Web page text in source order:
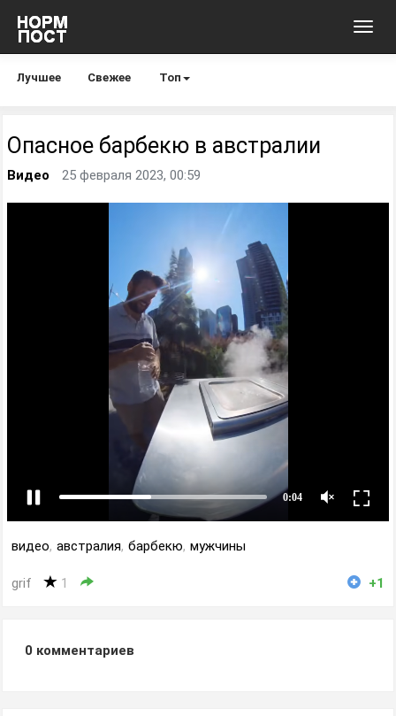
Лучшее Свежее Топ
Опасное барбекю в австралии
Видео 25 февраля 2023, 00:59
видео, австралия, барбекю, мужчины
grif 1 +1
0 комментариев